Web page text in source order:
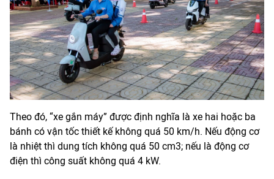
Theo đó, “xe gắn máy” được định nghĩa là xe hai hoặc ba
bánh có vận tốc thiết kế không quá 50 km/h. Nếu động cơ
là nhiệt thì dung tích không quá 50 cm3; nếu là động cơ
điện thì công suất không quá 4 kW.